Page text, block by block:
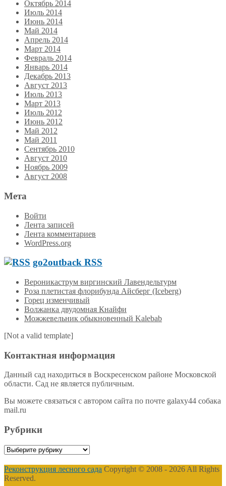
Октябрь 2014
Июль 2014
Июнь 2014
Май 2014
Апрель 2014
Март 2014
Февраль 2014
Январь 2014
Декабрь 2013
Август 2013
Июль 2013
Март 2013
Июль 2012
Июнь 2012
Май 2012
Май 2011
Сентябрь 2010
Август 2010
Ноябрь 2009
Август 2008
Мета
Войти
Лента записей
Лента комментариев
WordPress.org
go2outback RSS
Вероникаструм виргинский Лавендельтурм
Роза плетистая флорибунда Айсберг (Iceberg)
Горец изменчивый
Волжанка двудомная Кнайфи
Можжевельник обыкновенный Kalebab
[Not a valid template]
Контактная информация
Данный сад находиться в Воскресенском районе Московской
области. Сад не является публичным.
Вы можете связаться с автором сайта по почте galaxy44 собака
mail.ru
Рубрики
Рубрики
Реконструкция лесного сада Copyright © 2008 - 2026 All Rights
Reserved.